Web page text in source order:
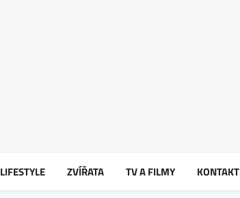
LIFESTYLE ZVÍŘATA TV A FILMY KONTAKT